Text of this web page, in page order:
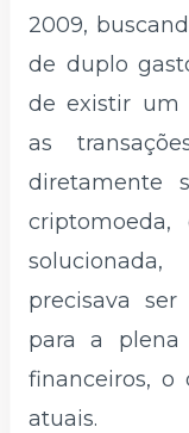
2009,
de duplo
de existir um
as
diretamente
criptomoeda,
precisava
para a plena
financeiros, o
atuais.